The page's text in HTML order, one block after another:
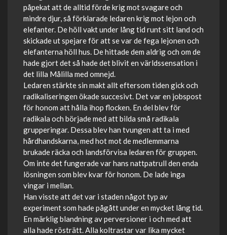
påpekat att de alltid förde krig mot svagare och
mindre djur, så förklarade ledaren krig mot lejon och
elefanter. De höll vakt under lång tid runt sitt land och
skickade ut spejare för att se var de fega lejonen och
elefanterna höll hus. De hittade dem aldrig och om de
hade gjort det så hade det blivit en världssensation i
det lilla Målilla med omnejd.
Ledaren stärkte sin makt allt eftersom tiden gick och
radikaliseringen ökade succesivt. Det var en jobspost
för honom att hålla ihop flocken. En del blev för
radikala och började med att bilda små radikala
grupperingar. Dessa blev han tvungen att ta i med
hårdhandskarna, med hot mot de medlemmarna
brukade räcka och landsförvisa ledaren för gruppen.
Om inte det fungerade var hans nattpatrull den enda
lösningen som blev kvar för honom. De lade inga
vingar i mellan.
Han visste att det var i staden något typ av
experiment som hade pågått under en mycket lång tid.
En märklig blandning av perversioner i och med att
alla hade rösträtt. Alla koltrastar var lika mycket